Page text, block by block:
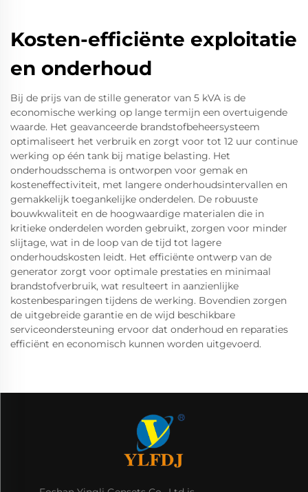
Kosten-efficiënte exploitatie
en onderhoud
Bij de prijs van de stille generator van 5 kVA is de
economische werking op lange termijn een overtuigende
waarde. Het geavanceerde brandstofbeheersysteem
optimaliseert het verbruik en zorgt voor tot 12 uur continue
werking op één tank bij matige belasting. Het
onderhoudsschema is ontworpen voor gemak en
kosteneffectiviteit, met langere onderhoudsintervallen en
gemakkelijk toegankelijke onderdelen. De robuuste
bouwkwaliteit en de hoogwaardige materialen die in
kritieke onderdelen worden gebruikt, zorgen voor minder
slijtage, wat in de loop van de tijd tot lagere
onderhoudskosten leidt. Het efficiënte ontwerp van de
generator zorgt voor optimale prestaties en minimaal
brandstofverbruik, wat resulteert in aanzienlijke
kostenbesparingen tijdens de werking. Bovendien zorgen
de uitgebreide garantie en de wijd beschikbare
serviceondersteuning ervoor dat onderhoud en reparaties
efficiënt en economisch kunnen worden uitgevoerd.